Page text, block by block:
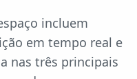
incluem
em tempo real e
nas três principais